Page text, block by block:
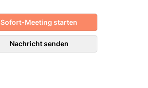
Sofort-Meeting starten
Nachricht senden